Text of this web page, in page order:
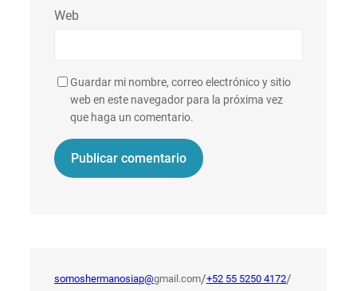
Web
Guardar mi nombre, correo electrónico y sitio
web en este navegador para la próxima vez
que haga un comentario.
somoshermanosiap@gmail.com/+52 55 5250 4172/